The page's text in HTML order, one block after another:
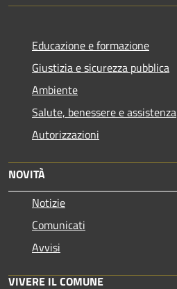
Educazione e formazione
Giustizia e sicurezza pubblica
Ambiente
Salute, benessere e assistenza
Autorizzazioni
NOVITÀ
Notizie
Comunicati
Avvisi
VIVERE IL COMUNE